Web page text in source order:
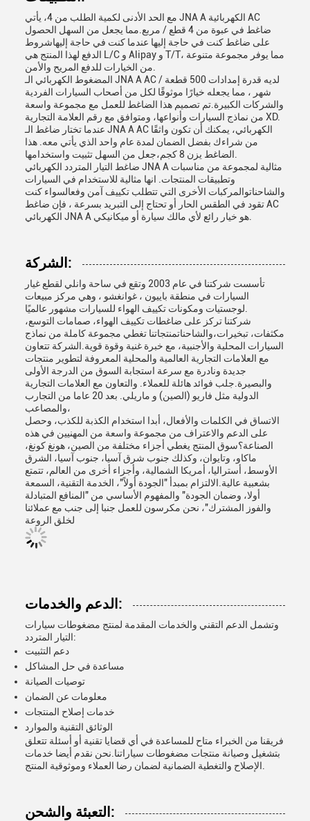
مع الحد الأدنى لكمية الطلب من 4، يأتي JNA A الكهربائية AC
ضاغط في عبوة من 4 قطع / مربع.مما يجعل من السهل الحصول
على ضاغط كنت في حاجة إليها عندما كنت في حاجة إليهاشروط
الدفع لهذا المنتج هي L/C و Alipay و T/T، مما يوفر مجموعة متنوعة
المضغوط الكهربائي الـ JNA A AC لديه قدرة إمدادات 500 قطعة /
شهر ، مما يجعله خيارًا موثوقًا لكل من أصحاب السيارات الفردية
والشركات الكبيرة.تم تصميم هذا الضاغط للعمل مع مجموعة واسعة
من نماذج السيارات وأنواعها، ومتوافق مع رقم العلامة التجارية XD.
عندما تختار ضاغط الـ JNA A AC الكهربائي، يمكنك أن تكون واثقًا
من شراءك بفضل الضمان لمدة عام واحد الذي يأتي معه. هذا
ضاغط التيار المتردد الكهربائي JNA A مثالية لمجموعة من مناسبات
وتطبيقات المنتجات. انها مثالية للاستخدام في السيارات
والشاحناتوالمركبات الأخرى التي تتطلب تكييف آمن وفعالسواء كنت
تقود في الطقس الحار أو تحتاج إلى التبريد بسرعة ، فإن ضاغط AC
الشركة:
تأسست شركتنا في عام 2003 وتقع في ساحة وانلي لقطع غيار
السيارات في منطقة باييون ، غوانغشو ، وهي مركز مبيعات
شركتنا تركز على ضاغطات تكييف الهواء، صمامات التوسع،
مكثفات، تبخيرات،والشاحناتمنتجاتنا تغطي مجموعة كاملة من نماذج
السيارات المحلية والأجنبية، مع خبرة غنية وقوة قوية.الشركة تتعاون
مع العلامات التجارية العالمية والمحلية المعروفة لتطوير منتجات
جديدة ونادرة مع سرعة استجابة السوق من الدرجة الأولى
والبصيرة.جلب فوائد هائلة للعملاء. والتعاون مع العلامات التجارية
الدولية مثل فاريو (الصين) و ماريلي. بعد 20 عاما من التجارب
والمصاعب،
الاتساق في الكلمات والأفعال، أبدا استخدام الكذبة للكذب، وحصل
على الدعم والاعتراف من مجموعة واسعة من المهنيين في هذه
الصناعة؟سوق المنتج يغطي أجزاء مختلفة من الصين، هونغ كونغ،
ماكاو، وتايوان، وكذلك جنوب شرق آسيا، جنوب آسيا، الشرق
الأوسط، أستراليا، أمريكا الشمالية، وأجزاء أخرى من العالم، تتمتع
بشعبية عالية.الالتزام بمبدأ "الجودة أولاً"، الخدمة التقنية، السمعة
أولا، وضمان الجودة" والمفهوم الأساسي من "المنافع المتبادلة
والفوز المشترك"، نحن مكرسون للعمل جنبا إلى جنب مع عملائنا
لخلق الروعة
الدعم والخدمات:
وتشمل الدعم التقني والخدمات المقدمة لمنتج مضغوطات سيارات
التيار المتردد:
دعم التثبيت
مساعدة في حل المشاكل
توصيات الصيانة
معلومات عن الضمان
خدمات إصلاح المنتجات
الوثائق التقنية والموارد
فريقنا من الخبراء متاح للمساعدة في أي قضايا تقنية أو أسئلة تتعلق
بتشغيل وصيانة منتجات مضغوطات سياراتنا.نحن نقدم أيضا خدمات
التعبئة والشحن: